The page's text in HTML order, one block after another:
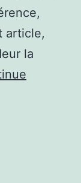
article,
la